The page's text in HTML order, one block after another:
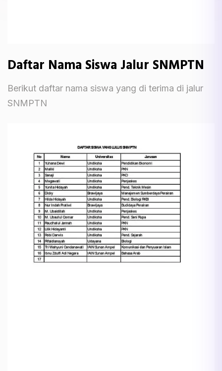
Daftar Nama Siswa Jalur SNMPTN
Berikut daftar nama siswa yang di terima di jalur
SNMPTN